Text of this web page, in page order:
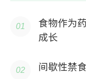
食物作为
成长
间歇性禁